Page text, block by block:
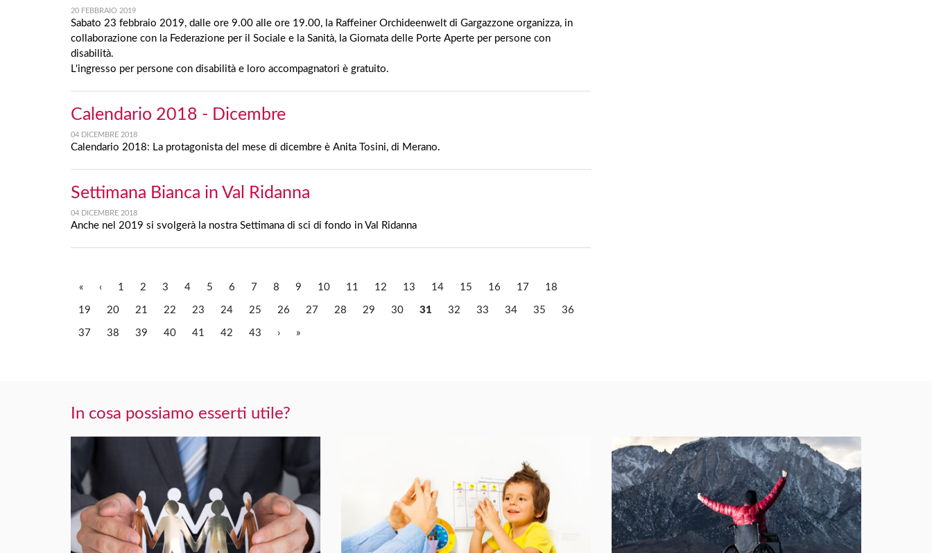
20 FEBBRAIO 2019
Sabato 23 febbraio 2019, dalle ore 9.00 alle ore 19.00, la Raffeiner Orchideenwelt di Gargazzone organizza, in
collaborazione con la Federazione per il Sociale e la Sanità, la Giornata delle Porte Aperte per persone con
disabilità.
L'ingresso per persone con disabilità e loro accompagnatori è gratuito.
Calendario 2018 - Dicembre
04 DICEMBRE 2018
Calendario 2018: La protagonista del mese di dicembre è Anita Tosini, di Merano.
Settimana Bianca in Val Ridanna
04 DICEMBRE 2018
Anche nel 2019 si svolgerà la nostra Settimana di sci di fondo in Val Ridanna
« ‹ 1 2 3 4 5 6 7 8 9 10 11 12 13 14 15 16 17 18
19 20 21 22 23 24 25 26 27 28 29 30 31 32 33 34 35 36
37 38 39 40 41 42 43 › »
In cosa possiamo esserti utile?